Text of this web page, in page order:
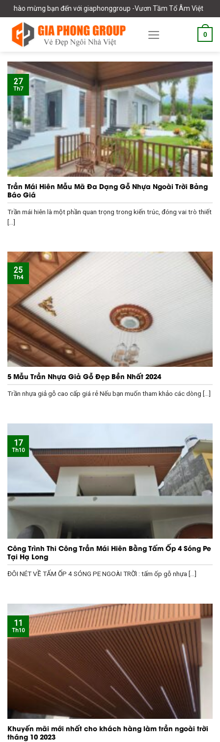
Skip
to
content
bạn đến với giaphonggroup -Vươn Tầm Tổ Âm Việt
0
Trần Mái Hiên Mẫu Mã Đa Dạng Gỗ Nhựa Ngoài Trời Bảng
Báo Giá
Trần mái hiên là một phần quan trọng trong kiến trúc, đóng vai trò thiết
[...]
27
Th7
5 Mẫu Trần Nhựa Giả Gỗ Đẹp Bền Nhất 2024
Trần nhựa giả gỗ cao cấp giá rẻ Nếu bạn muốn tham khảo các dòng [...]
25
Th4
Công Trình Thi Công Trần Mái Hiên Bằng Tấm Ốp 4 Sóng Pe
Tại Hạ Long
ĐÔI NÉT VỀ TẤM ỐP 4 SÓNG PE NGOÀI TRỜI : tấm ốp gỗ nhựa [...]
17
Th10
Khuyến mãi mới nhất cho khách hàng làm trần ngoài trời
tháng 10 2023
11
Th10